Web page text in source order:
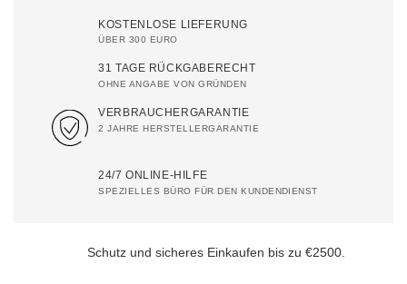
KOSTENLOSE LIEFERUNG
ÜBER 300 EURO
31 TAGE RÜCKGABERECHT
OHNE ANGABE VON GRÜNDEN
VERBRAUCHERGARANTIE
2 JAHRE HERSTELLERGARANTIE
24/7 ONLINE-HILFE
SPEZIELLES BÜRO FÜR DEN KUNDENDIENST
Schutz und sicheres Einkaufen bis zu €2500.